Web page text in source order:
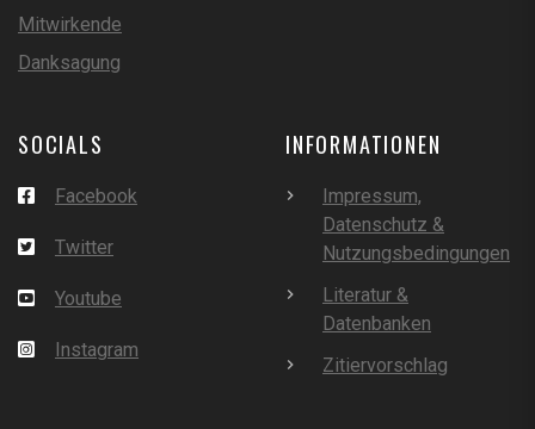
Mitwirkende
Danksagung
SOCIALS
Facebook
Twitter
Youtube
Instagram
INFORMATIONEN
Impressum,
Datenschutz &
Nutzungsbedingungen
Literatur &
Datenbanken
Zitiervorschlag